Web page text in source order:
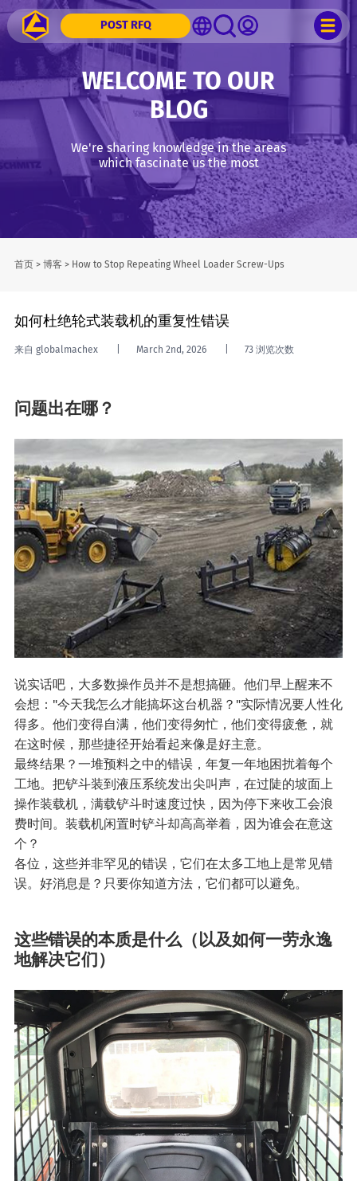
POST RFQ
WELCOME TO OUR
BLOG
We're sharing knowledge in the areas
which fascinate us the most
首页> 博客 > How to Stop Repeating Wheel Loader Screw-Ups
如何杜绝轮式装载机的重复性错误
来自 globalmachex March 2nd, 2026 73 浏览次数
问题出在哪？
说实话吧，大多数操作员并不是想搞砸。他们早上醒来不
会想："今天我怎么才能搞坏这台机器？"实际情况要人性化
得多。他们变得自满，他们变得匆忙，他们变得疲惫，就
在这时候，那些捷径开始看起来像是好主意。
最终结果？一堆预料之中的错误，年复一年地困扰着每个
工地。把铲斗装到液压系统发出尖叫声，在过陡的坡面上
操作装载机，满载铲斗时速度过快，因为停下来收工会浪
费时间。装载机闲置时铲斗却高高举着，因为谁会在意这
个？
各位，这些并非罕见的错误，它们在太多工地上是常见错
误。好消息是？只要你知道方法，它们都可以避免。
这些错误的本质是什么（以及如何一劳永逸
地解决它们）